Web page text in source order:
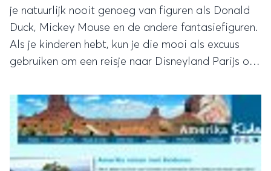
je natuurlijk nooit genoeg van figuren als Donald
Duck, Mickey Mouse en de andere fantasiefiguren.
Als je kinderen hebt, kun je die mooi als excuus
gebruiken om een reisje naar Disneyland Parijs of
alleen een vakantie niet voldoende? Pak dan je
spullen en verhuis naar Disney World!